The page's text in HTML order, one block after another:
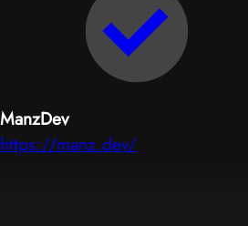
ManzDev
https://manz.dev/